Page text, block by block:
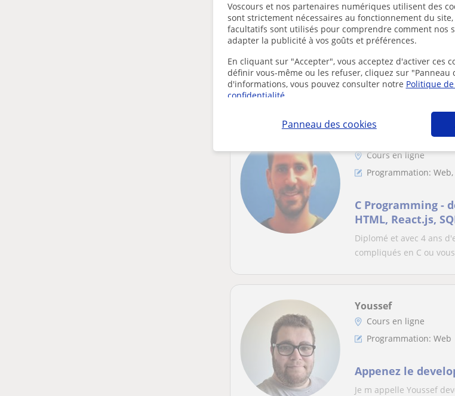
Voscours et nos partenaires numériques utilisent des
sont strictement nécessaires au fonctionnement du
facultatifs sont utilisés pour comprendre comment nos
adapter la publicité à vos goûts et préférences.
En cliquant sur "Accepter", vous acceptez d'activer ces
définir vous-même ou les refuser, cliquez sur "Panneau
d'informations, vous pouvez consulter notre Politique
confidentialité.
Panneau des cookies
Programmation: Web,
Avec plus de 10
FullStack, je
(web et mobile)
Si vous êtes porteur
souhaitez une mise à
Cours en ligne
Programmation: Web,
C Programming -
HTML, React.js,
Diplomé et avec 4 ans
compliqués en C ou
Youssef
Cours en ligne
Programmation: Web
Appenez le
Je m appelle Youssef